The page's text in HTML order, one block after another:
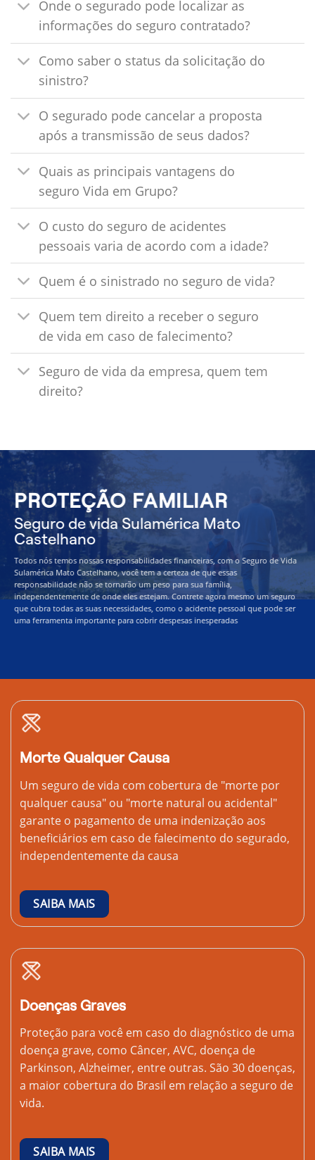
Onde o segurado pode localizar as
informações do seguro contratado?
Como saber o status da solicitação do
sinistro?
O segurado pode cancelar a proposta
após a transmissão de seus dados?
Quais as principais vantagens do
seguro Vida em Grupo?
O custo do seguro de acidentes
pessoais varia de acordo com a idade?
Quem é o sinistrado no seguro de vida?
Quem tem direito a receber o seguro
de vida em caso de falecimento?
Seguro de vida da empresa, quem tem
direito?
PROTEÇÃO FAMILIAR
Seguro de vida Sulamérica Mato
Castelhano
Todos nós temos nossas responsabilidades financeiras, com o Seguro de Vida
Sulamérica Mato Castelhano, você tem a certeza de que essas
responsabilidade não se tornarão um peso para sua família,
independentemente de onde eles estejam. Contrete agora mesmo um seguro
que cubra todas as suas necessidades, como o acidente pessoal que pode ser
uma ferramenta importante para cobrir despesas inesperadas
Morte Qualquer Causa
Um seguro de vida com cobertura de "morte por
qualquer causa" ou "morte natural ou acidental"
garante o pagamento de uma indenização aos
beneficiários em caso de falecimento do segurado,
independentemente da causa
SAIBA MAIS
Doenças Graves
Proteção para você em caso do diagnóstico de uma
doença grave, como Câncer, AVC, doença de
Parkinson, Alzheimer, entre outras. São 30 doenças,
a maior cobertura do Brasil em relação a seguro de
vida.
SAIBA MAIS